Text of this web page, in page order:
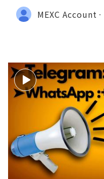
MEXC Account